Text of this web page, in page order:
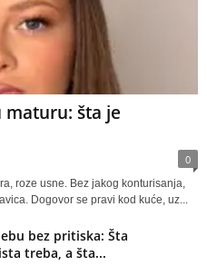
maturu: šta je
0
roze usne. Bez jakog konturisanja,
Dogovor se pravi kod kuće, uz...
bez pritiska: Šta
treba, a šta...